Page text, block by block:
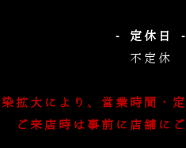
- 定休日 -
不定休
拡大により、営業時間・
ご来店時は事前に店舗に